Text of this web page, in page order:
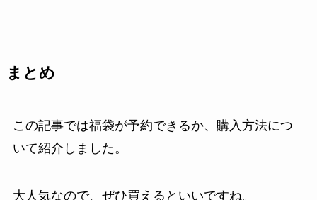
まとめ
この記事では福袋が予約できるか、購入方法につ
いて紹介しました。
大人気なので、ぜひ買えるといいですね。